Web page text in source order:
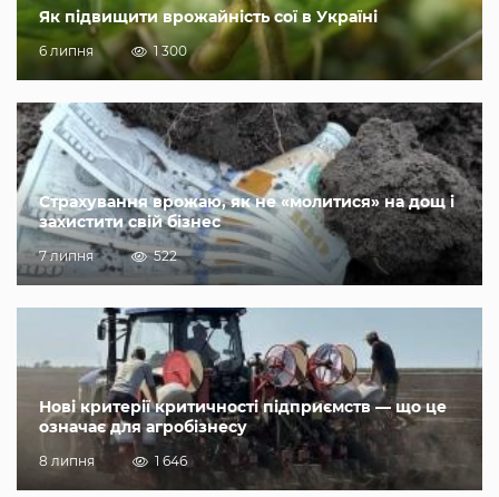
Як підвищити врожайність сої в Україні
6 липня 1 300
Страхування врожаю, як не «молитися» на дощ і
захистити свій бізнес
7 липня 522
Нові критерії критичності підприємств — що це
означає для агробізнесу
8 липня 1 646